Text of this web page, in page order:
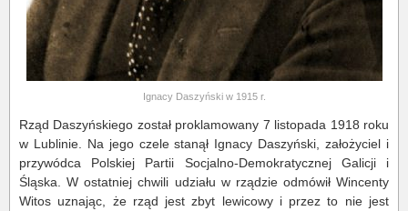
Ignacy Daszyński w 1915 r.
Rząd Daszyńskiego został proklamowany 7 listopada 1918 roku
w Lublinie. Na jego czele stanął Ignacy Daszyński, założyciel i
przywódca Polskiej Partii Socjalno-Demokratycznej Galicji i
Śląska. W ostatniej chwili udziału w rządzie odmówił Wincenty
Witos uznając, że rząd jest zbyt lewicowy i przez to nie jest